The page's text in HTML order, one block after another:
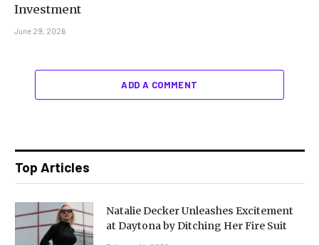
Investment
June 29, 2026
ADD A COMMENT
Top Articles
Natalie Decker Unleashes Excitement
at Daytona by Ditching Her Fire Suit